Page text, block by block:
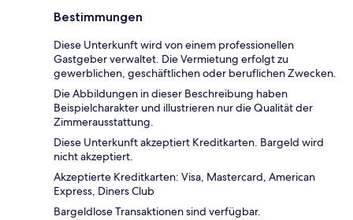
Bestimmungen
Diese Unterkunft wird von einem professionellen
Gastgeber verwaltet. Die Vermietung erfolgt zu
gewerblichen, geschäftlichen oder beruflichen Zwecken.
Die Abbildungen in dieser Beschreibung haben
Beispielcharakter und illustrieren nur die Qualität der
Zimmerausstattung.
Diese Unterkunft akzeptiert Kreditkarten. Bargeld wird
nicht akzeptiert.
Akzeptierte Kreditkarten: Visa, Mastercard, American
Express, Diners Club
Bargeldlose Transaktionen sind verfügbar.